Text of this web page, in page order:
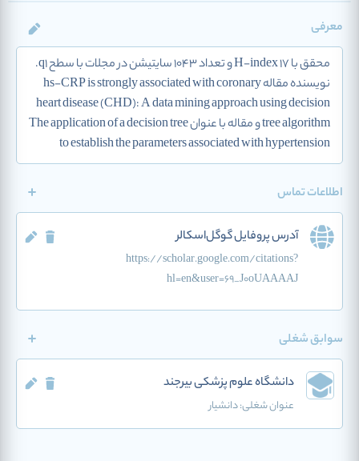
معرفی
محقق با H-index 17 و تعداد 1043 سایتیشن در مجلات با سطح q1.
نویسنده مقاله hs-CRP is strongly associated with coronary
heart disease (CHD): A data mining approach using decision
tree algorithm و مقاله با عنوان The application of a decision tree
to establish the parameters associated with hypertension
اطلاعات تماس
آدرس پروفایل گوگل‌اسکالر
https://scholar.google.com/citations?
hl=en&user=69_J0oUAAAAJ
سوابق شغلی
دانشگاه علوم پزشکی بیرجند
عنوان شغلی:دانشیار